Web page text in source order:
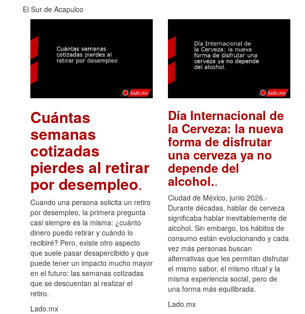
El Sur de Acapulco
Cuántas
semanas
cotizadas
pierdes al retirar
por desempleo.
Cuando una persona solicita un retiro
por desempleo, la primera pregunta
casi siempre es la misma: ¿cuánto
dinero puedo retirar y cuándo lo
recibiré? Pero, existe otro aspecto
que suele pasar desapercibido y que
puede tener un impacto mucho mayor
en el futuro: las semanas cotizadas
que se descuentan al realizar el
retiro.
Lado.mx
Día Internacional de
la Cerveza: la nueva
forma de disfrutar
una cerveza ya no
depende del
alcohol..
Ciudad de México, junio 2026.-
Durante décadas, hablar de cerveza
significaba hablar inevitablemente de
alcohol. Sin embargo, los hábitos de
consumo están evolucionando y cada
vez más personas buscan
alternativas que les permitan disfrutar
el mismo sabor, el mismo ritual y la
misma experiencia social, pero de
una forma más equilibrada.
Lado.mx